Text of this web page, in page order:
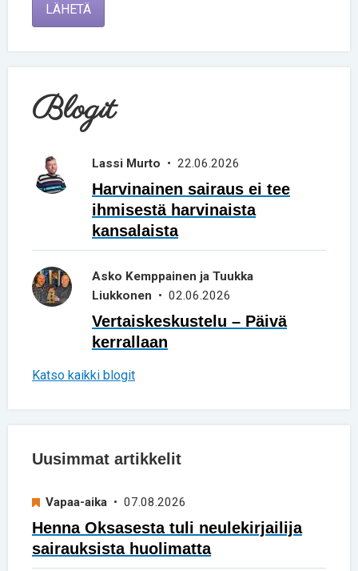
LÄHETÄ
Blogit
Lassi Murto • 22.06.2026
Harvinainen sairaus ei tee
ihmisestä harvinaista
kansalaista
Asko Kemppainen ja Tuukka
Liukkonen • 02.06.2026
Vertaiskeskustelu – Päivä
kerrallaan
Katso kaikki blogit
Uusimmat artikkelit
Vapaa-aika • 07.08.2026
Henna Oksasesta tuli neulekirjailija
sairauksista huolimatta